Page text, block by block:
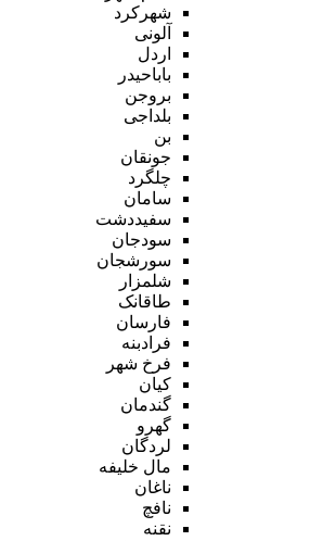
شهرکرد
آلونی
اردل
باباحیدر
بروجن
بلداجی
بن
جونقان
چلگرد
سامان
سفیددشت
سودجان
سورشجان
شلمزار
طاقانک
فارسان
فرادبنه
فرخ شهر
کیان
گندمان
گهرو
لردگان
مال خلیفه
ناغان
نافچ
نقنه